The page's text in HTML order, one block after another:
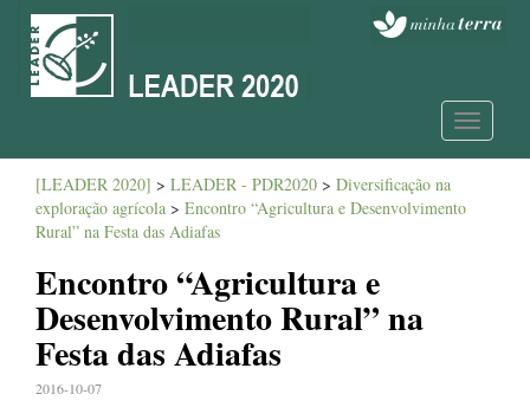
Toggle
[LEADER 2020] > LEADER - PDR2020 > Diversificação na
exploração agrícola > Encontro “Agricultura e Desenvolvimento
Rural” na Festa das Adiafas
Encontro “Agricultura e
Desenvolvimento Rural” na
Festa das Adiafas
2016-10-07